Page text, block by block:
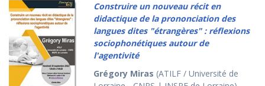
Construire un nouveau récit en
didactique de la prononciation des
langues dites "étrangères" : réflexions
sociophonétiques autour de
l'agentivité
Grégory Miras (ATILF / Université de